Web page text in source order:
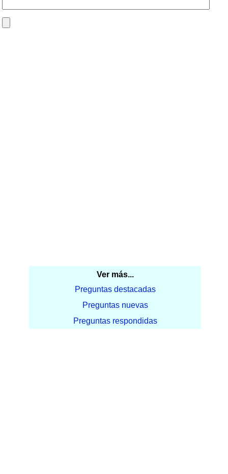
Ver más...
Preguntas destacadas
Preguntas nuevas
Preguntas respondidas